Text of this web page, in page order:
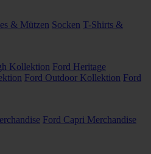
& Mützen Socken T-Shirts &
Kollektion Ford Heritage
Ford Outdoor Kollektion Ford
Ford Capri Merchandise